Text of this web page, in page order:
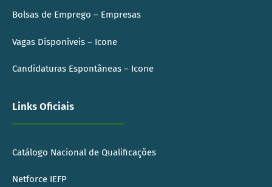
Bolsas de Emprego – Empresas
Vagas Disponíveis – Icone
Candidaturas Espontâneas – Icone
Links Oficiais
Catálogo Nacional de Qualificações
Netforce IEFP